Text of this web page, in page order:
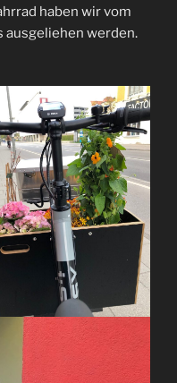
haben wir vom
ausgeliehen werden.